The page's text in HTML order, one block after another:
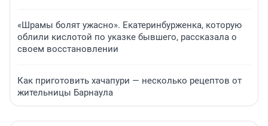
«Шрамы болят ужасно». Екатеринбурженка, которую
облили кислотой по указке бывшего, рассказала о
своем восстановлении
Как приготовить хачапури — несколько рецептов от
жительницы Барнаула